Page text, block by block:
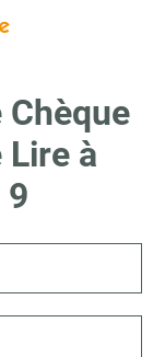
Lire à
9